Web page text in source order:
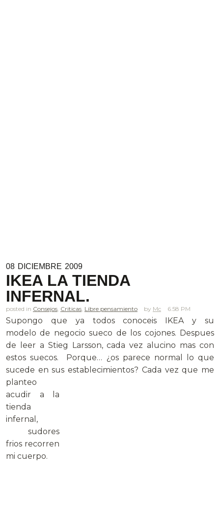
08 DICIEMBRE 2009
IKEA LA TIENDA
INFERNAL.
posted in Consejos, Criticas, Libre pensamiento Mc 6.58 PM
Supongo que ya todos conoceis IKEA y su
modelo de negocio sueco de los cojones. Despues
de leer a Stieg Larsson, cada vez alucino mas con
estos suecos. Porque… ¿os parece normal lo que
sucede en susestablecimientos? Cada vez que me
planteo
acudir a la
tienda
infernal,
sudores
frios recorren
mi cuerpo.